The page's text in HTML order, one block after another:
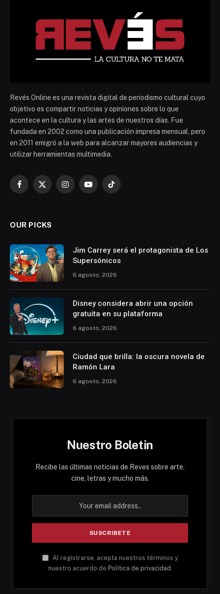
Revés Online es una revista digital de periodismo cultural cuyo
objetivo es compartir noticias y opiniones sobre lo que
acontece en la cultura y las artes de nuestros días. Fue
fundada en 2002 como una publicación impresa mensual, pero
en 2011 emigró a la web para alcanzar mayores audiencias y
utilizar herramientas multimedia.
Facebook
X
InstagramYouTubeTikTok
OUR PICKS
Jim Carrey será el protagonista de Los
Supersónicos
6 agosto, 2026
Disney considera abrir una opción
gratuita en su plataforma
6 agosto, 2026
Ciudad que brilla: la oscura novela de
Ramón Lara
6 agosto, 2026
Nuestro Boletin
Recibe las últimas noticias de Reves sobre arte,
cine, letras y mucho más.
Al registrarse, acepta nuestros términos y
nuestro acuerdo de Política de privacidad